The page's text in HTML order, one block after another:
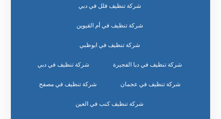
شركة تنظيف فلل في دبي
شركة تنظيف في أم القيوين
شركة تنظيف في ابوظبي
شركة تنظيف في دبا الفجيرة شركة تنظيف في دبي
شركة تنظيف في عجمان شركة تنظيف في مصفح
شركة تنظيف كنب في العين